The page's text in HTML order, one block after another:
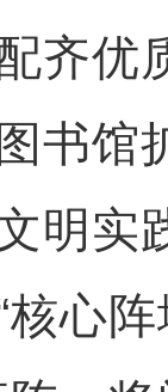
齐优
书馆
明实
心